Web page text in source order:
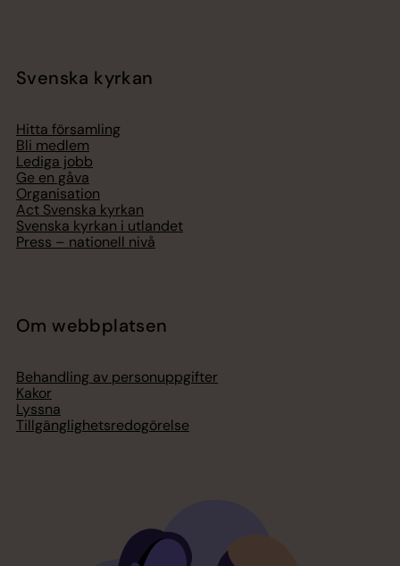
Svenska kyrkan
Hitta församling
Bli medlem
Lediga jobb
Ge en gåva
Organisation
Act Svenska kyrkan
Svenska kyrkan i utlandet
Press – nationell nivå
Om webbplatsen
Behandling av personuppgifter
Kakor
Lyssna
Tillgänglighetsredogörelse